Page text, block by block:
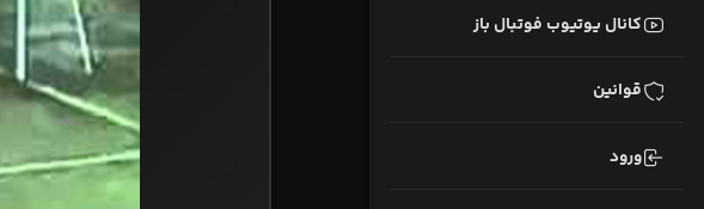
کانال یوتیوب فوتبال باز
قوانین
ورود